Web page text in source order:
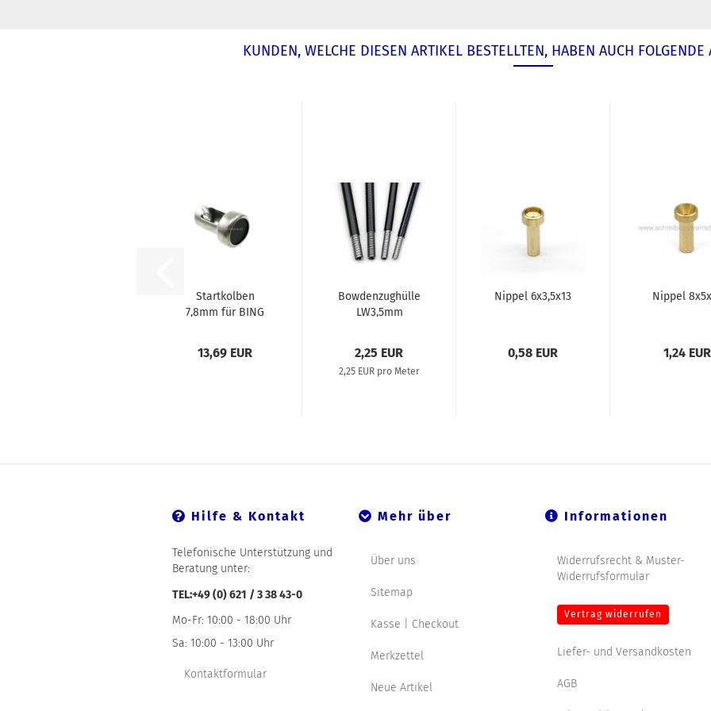
KUNDEN, WELCHE DIESEN ARTIKEL BESTELLTEN, HABEN AUCH FOLGENDE
Startkolben
7,8mm für BING
13,69 EUR
Bowdenzughülle
LW3,5mm
2,25 EUR
2,25 EUR pro Meter
Nippel 6x3,5x13
0,58 EUR
Nippel
1,24 EUR
Hilfe & Kontakt
Telefonische Unterstützung und
Beratung unter:
TEL:+49 (0) 621 / 3 38 43-0
Mo-Fr: 10:00 - 18:00 Uhr
Sa: 10:00 - 13:00 Uhr
Kontaktformular
Mehr über
Über uns
Sitemap
Kasse | Checkout
Merkzettel
Neue Artikel
Informationen
Widerrufsrecht & Muster-
Widerrufsformular
Vertrag widerrufen
Liefer- und Versandkosten
AGB